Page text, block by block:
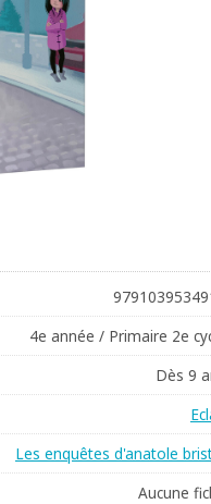
4e année / Primaire 2e
Dès 9
Les enquêtes d'anatole
Aucune